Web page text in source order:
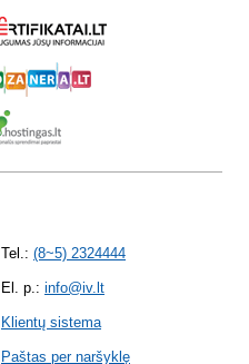
Tel.: (8~5) 2324444
El. p.: info@iv.lt
Klientų sistema
Paštas per naršyklę